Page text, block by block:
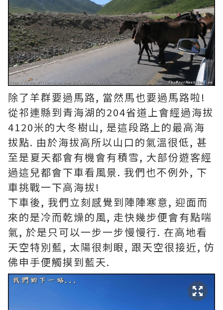
除了羊群要過馬路, 當然馬也要過馬路啦!
從祁連縣到青海湖的204省道上會經過海拔
4120米的大冬樹山, 是這段路上的最高海
拔點. 由於海拔高所以山口的氣溫很低, 甚
至是夏天都會有機會有積雪, 大部份遊客經
過這兒都會下車看風景. 我們也不例外, 下
車挑戰一下高海拔!
下車後, 我們立刻感覺到陣陣寒意, 迎面而
來的是冷而乾燥的風, 走快幾步便會有點喘
氣, 於是只可以一步一步慢慢行. 在高地看
天空特別藍, 太陽很刺眼, 跟天空很接近, 仿
佛申手便觸摸到藍天.